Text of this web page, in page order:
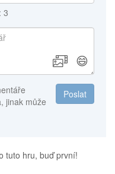
3
😄
Poslat
jinak může
tuto hru, buď první!